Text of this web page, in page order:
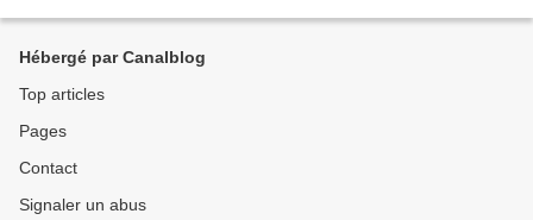
Hébergé par Canalblog
Top articles
Pages
Contact
Signaler un abus